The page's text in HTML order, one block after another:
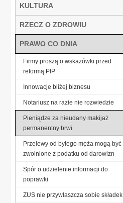
KULTURA
RZECZ O ZDROWIU
PRAWO CO DNIA
Firmy proszą o wskazówki przed
reformą PIP
Innowacje bliżej biznesu
Notariusz na razie nie rozwiedzie
Pieniądze za nieudany makijaż
permanentny brwi
Przelewy od byłego męża mogą być
zwolnione z podatku od darowizn
Spór o udzielenie informacji do
poprawki
ZUS nie przywłaszcza sobie składek